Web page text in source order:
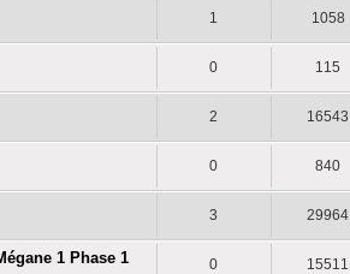
1 1058
0 115
2 16543
0 840
3 29964
1 Phase 1 0 15511